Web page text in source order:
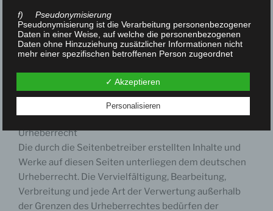
Sperrung der Nutzung von Informationen nach den
allgemeinen Gesetzen bleiben hiervon unberührt. Eine
diesbezügliche Haftung ist jedoch erst ab dem
Zeitpunkt der Kenntnis einer konkreten
Rechtsverletzung möglich. Bei Bekanntwerden von
entsprechenden Rechtsverletzungen werden wir diese
Inhalte umgehend entfernen.
Urheberrecht
Die durch die Seitenbetreiber erstellten Inhalte und
Werke auf diesen Seiten unterliegen dem deutschen
Urheberrecht. Die Vervielfältigung, Bearbeitung,
Verbreitung und jede Art der Verwertung außerhalb
der Grenzen des Urheberrechtes bedürfen der
f) Pseudonymisierung
Pseudonymisierung ist die Verarbeitung personenbezogener
Daten in einer Weise, auf welche die personenbezogenen
Daten ohne Hinzuziehung zusätzlicher Informationen nicht
mehr einer spezifischen betroffenen Person zugeordnet
gesondert aufbewahrt werden und technischen und
organisatorischen Maßnahmen unterliegen, die
gewährleisten, dass die personenbezogenen Daten nicht
einer identifizierten oder identifizierbaren natürlichen Person
g) Verantwortlicher oder für die Verarbeitung
Verantwortlicher
die natürliche oder juristische Person, Behörde, Einrichtung
oder andere Stelle, die allein oder gemeinsam mit anderen
über die Zwecke und Mittel der Verarbeitung von
personenbezogenen Daten entscheidet. Sind die Zwecke
und Mittel dieser Verarbeitung durch das Unionsrecht oder
✓ Akzeptieren
Personalisieren